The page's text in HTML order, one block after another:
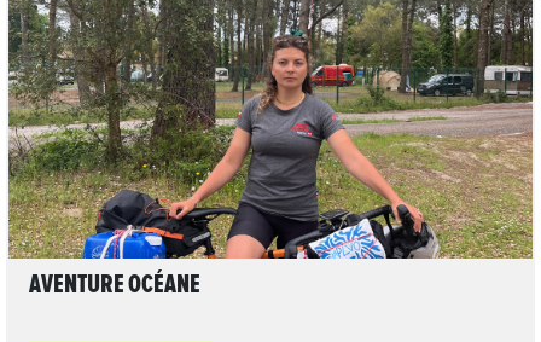
LIRE L'ARTICLE
AVENTURE OCÉANE